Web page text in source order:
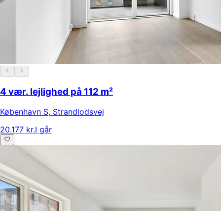
4 vær. lejlighed på 112 m²
København S, Strandlodsvej
20.177 kr.I går